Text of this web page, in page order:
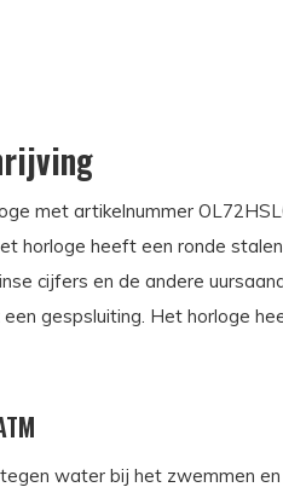
met artikelnummer
horloge heeft een ronde
cijfers en de andere
gespsluiting. Het horloge
water bij het zwemmen